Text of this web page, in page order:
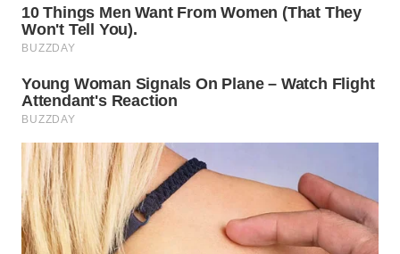
WN
BINJAI
WN
CIREBON
WN
INDRAMAYU
WN